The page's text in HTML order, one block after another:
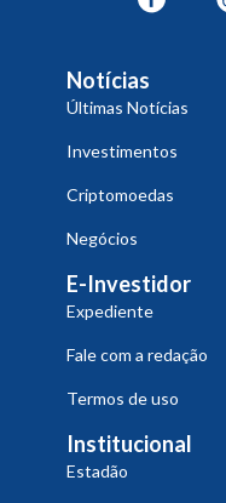
Notícias
Últimas Notícias
Investimentos
Criptomoedas
Negócios
E-Investidor
Expediente
Fale com a redação
Termos de uso
Institucional
Estadão